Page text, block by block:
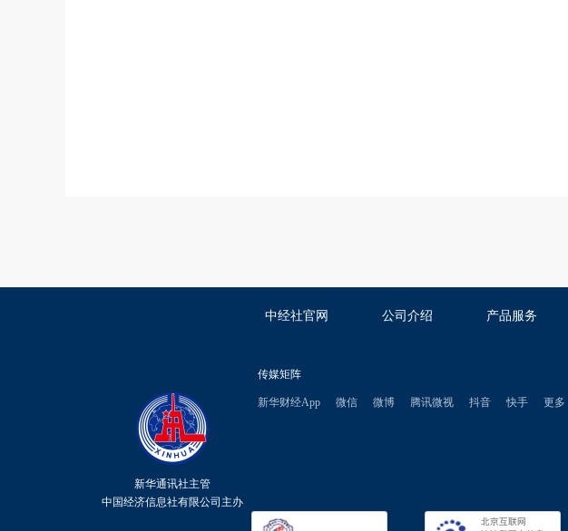
中经社官网 公司介绍 产品服务
新华通讯社主管
中国经济信息社有限公司主办
传媒矩阵
新华财经App 微信 微博 腾讯微视 抖音 快手 更多